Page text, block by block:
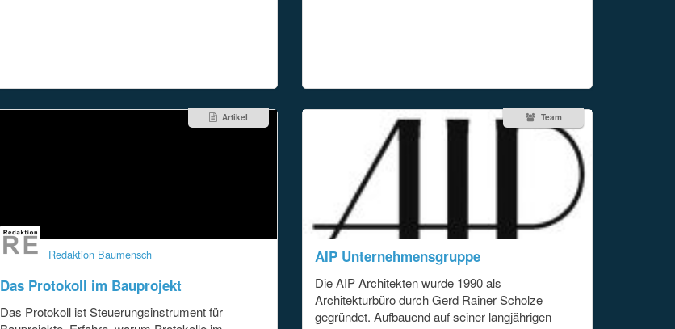
Artikel
Redaktion Baumensch
Das Protokoll im Bauprojekt
Das Protokoll ist Steuerungsinstrument für
Team
AIP Unternehmensgruppe
Die AIP Architekten wurde 1990 als
Architekturbüro durch Gerd Rainer Scholze
gegründet. Aufbauend auf seiner langjährigen